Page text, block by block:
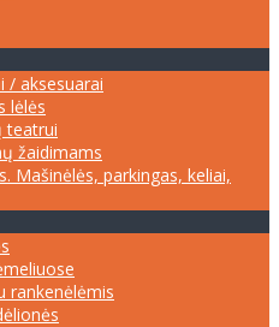
/ aksesuarai
lėlės
teatrui
žaidimams
Mašinėlės, parkingas, keliai,
rankenėlėmis